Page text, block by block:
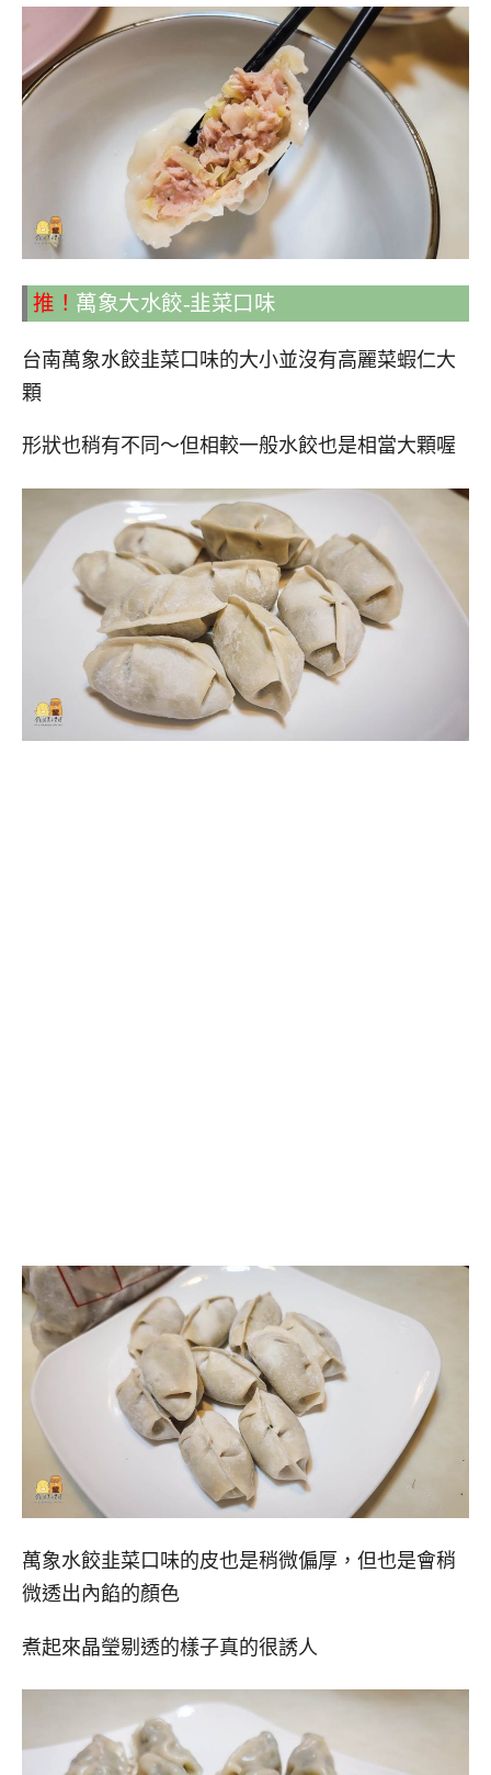
推！ 萬象大水餃-韭菜口味
台南萬象水餃韭菜口味的大小並沒有高麗菜蝦仁大
顆
形狀也稍有不同～但相較一般水餃也是相當大顆喔
萬象水餃韭菜口味的皮也是稍微偏厚，但也是會稍
微透出內餡的顏色
煮起來晶瑩剔透的樣子真的很誘人